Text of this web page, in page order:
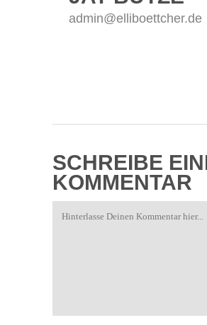
admin@elliboettcher.de
SCHREIBE
KOMMENTAR